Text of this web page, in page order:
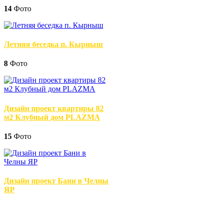
14 Фото
Летняя беседка п. Кырныш
8 Фото
Дизайн проект квартиры 82
м2 Клубный дом PLAZMA
15 Фото
Дизайн проект Бани в Челны
ЯР